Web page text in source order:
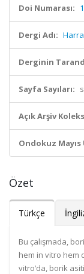
Doi Numarası:
Dergi Adı:
Derginin
Sayfa Sayıları:
Açık Arşiv
Ondokuz
Özet
Türkçe
Bu çalışmada,
hem in vitro hem
vitro’da, borik